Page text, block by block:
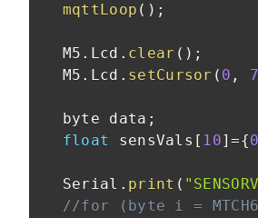
mqttLoop ( ) ;
  M5
. Lcd . clear ( ) ;
  M5
. Lcd . setCursor ( 0 ,
  byte data
;
float
sensVals [ 10]={0
  Serial
. print (
//for (byte i =